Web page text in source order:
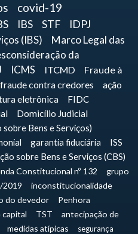
covid-19
IBS STF
IDPJ
(IBS)
Marco Legal das
da
ICMS ITCMD
Fraude à
fraude contra credores
ação
eletrônica
FIDC
Domicílio Judicial
Bens e Serviços)
garantia fiduciária
ISS
sobre Bens e Serviços (CBS)
Constitucional nº 132
grupo
2019
inconstitucionalidade
do devedor
Penhora
capital TST
antecipação de
medidas atípicas
segurança